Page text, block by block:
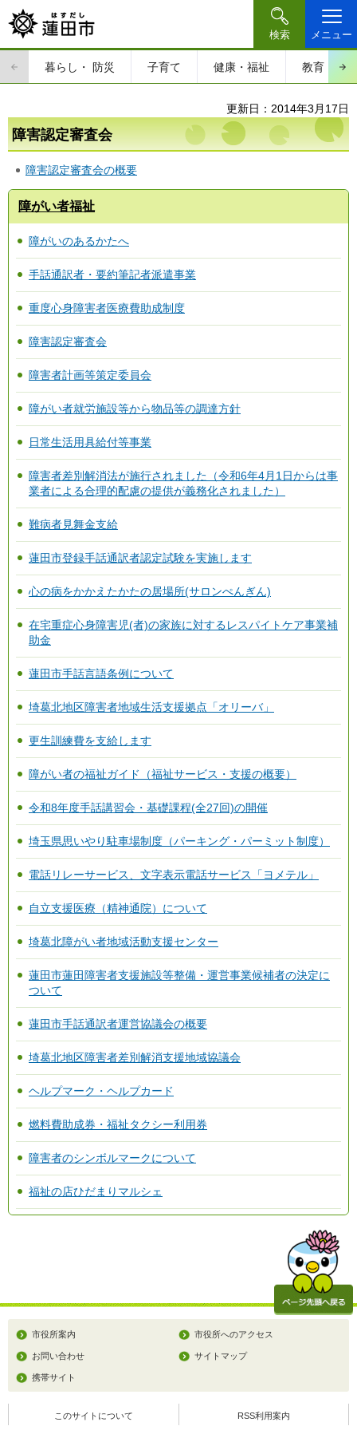
検索 メニュー
暮らし・ 防災 子育て 健康・福祉 教育・文
更新日：2014年3月17日
障害認定審査会
障害認定審査会の概要
障がい者福祉
障がいのあるかたへ
手話通訳者・要約筆記者派遣事業
重度心身障害者医療費助成制度
障害認定審査会
障害者計画等策定委員会
障がい者就労施設等から物品等の調達方針
日常生活用具給付等事業
障害者差別解消法が施行されました（令和6年4月1日からは事
業者による合理的配慮の提供が義務化されました）
難病者見舞金支給
蓮田市登録手話通訳者認定試験を実施します
心の病をかかえたかたの居場所(サロンぺんぎん)
在宅重症心身障害児(者)の家族に対するレスパイトケア事業補
助金
蓮田市手話言語条例について
埼葛北地区障害者地域生活支援拠点「オリーバ」
更生訓練費を支給します
障がい者の福祉ガイド（福祉サービス・支援の概要）
令和8年度手話講習会・基礎課程(全27回)の開催
埼玉県思いやり駐車場制度（パーキング・パーミット制度）
電話リレーサービス、文字表示電話サービス「ヨメテル」
自立支援医療（精神通院）について
埼葛北障がい者地域活動支援センター
蓮田市蓮田障害者支援施設等整備・運営事業候補者の決定に
ついて
蓮田市手話通訳者運営協議会の概要
埼葛北地区障害者差別解消支援地域協議会
ヘルプマーク・ヘルプカード
燃料費助成券・福祉タクシー利用券
障害者のシンボルマークについて
福祉の店ひだまりマルシェ
市役所案内 市役所へのアクセス
お問い合わせ サイトマップ
携帯サイト
このサイトについて RSS利用案内